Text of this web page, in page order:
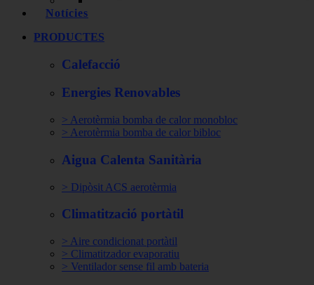
Notícies
PRODUCTES
Calefacció
Energies Renovables
> Aerotèrmia bomba de calor monobloc
> Aerotèrmia bomba de calor bibloc
Aigua Calenta Sanitària
> Dipòsit ACS aerotèrmia
Climatització portàtil
> Aire condicionat portàtil
> Climatitzador evaporatiu
> Ventilador sense fil amb bateria